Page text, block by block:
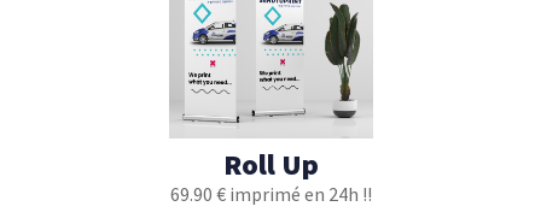
Roll Up
69.90 € imprimé en 24h !!